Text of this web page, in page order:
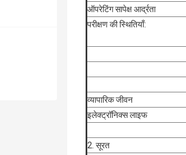
ऑपरेटिंग सापेक्ष आर्द्रता
परीक्षण की स्थितियाँ:
व्यापारिक जीवन
इलेक्ट्रॉनिक्स लाइफ
2. सूरत